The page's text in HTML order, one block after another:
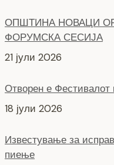
ОПШТИНА НОВАЦИ
ФОРУМСКА СЕСИЈА
21 јули 2026
Отворен е
18 јули 2026
Известување за
пиење